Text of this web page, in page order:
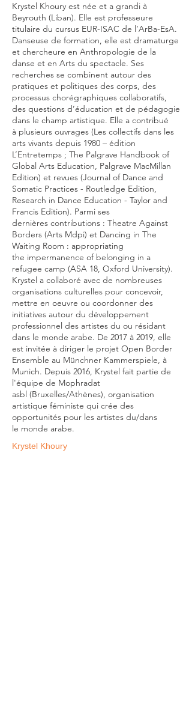
Krystel Khoury est née et a grandi à
Beyrouth (Liban). Elle est professeure
titulaire du cursus EUR-ISAC de l’ArBa-EsA.
Danseuse de formation, elle est dramaturge
et chercheure en Anthropologie de la
danse et en Arts du spectacle. Ses
recherches se combinent autour des
pratiques et politiques des corps, des
processus chorégraphiques collaboratifs,
des questions d’éducation et de pédagogie
dans le champ artistique. Elle a contribué
à plusieurs ouvrages (Les collectifs dans les
arts vivants depuis 1980 – édition
L’Entretemps ; The Palgrave Handbook of
Global Arts Education, Palgrave MacMillan
Edition) et revues (Journal of Dance and
Somatic Practices - Routledge Edition,
Research in Dance Education - Taylor and
Francis Edition). Parmi ses
dernières contributions : Theatre Against
Borders (Arts Mdpi) et Dancing in The
Waiting Room : appropriating
the impermanence of belonging in a
refugee camp (ASA 18, Oxford University).
Krystel a collaboré avec de nombreuses
organisations culturelles pour concevoir,
mettre en oeuvre ou coordonner des
initiatives autour du développement
professionnel des artistes du ou résidant
dans le monde arabe. De 2017 à 2019, elle
est invitée à diriger le projet Open Border
Ensemble au Münchner Kammerspiele, à
Munich. Depuis 2016, Krystel fait partie de
l'équipe de Mophradat
asbl (Bruxelles/Athènes), organisation
artistique féministe qui crée des
opportunités pour les artistes du/dans
le monde arabe.
Krystel Khoury